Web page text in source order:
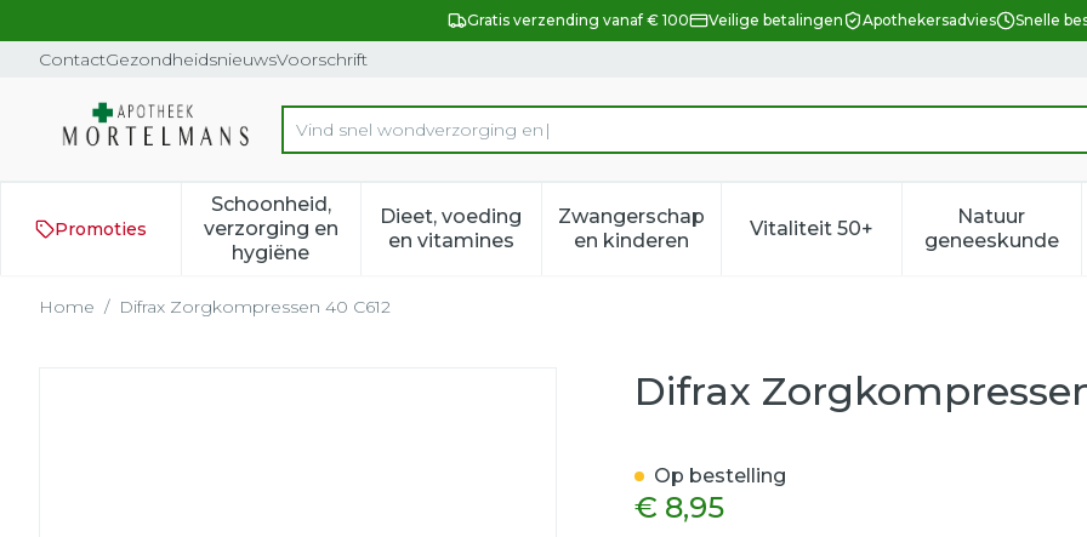
Gratis verzending vanaf € 100 Veilige betalingen Apothekersadvies Snelle
ContactGezondheidsnieuwsVoorschrift
Product, merk, categorie...
Promoties
Schoonheid,
verzorging en
hygiëne
Toon submenu voor Schoonheid, verzorging en hygiëne categorie
Dieet, voeding
en vitaminesToon submenu voor Dieet, voeding en vitamines categorie
Zwangerschap
en kinderenToon submenu voor Zwangerschap en
Vitaliteit 50+Toon submenu voor
Natuur
geneeskunde
Toon
Home / Difrax Zorgkompressen 40 C612
Difrax Zorgkompressen 40 C612Difrax
€ 8,95
Op bestelling